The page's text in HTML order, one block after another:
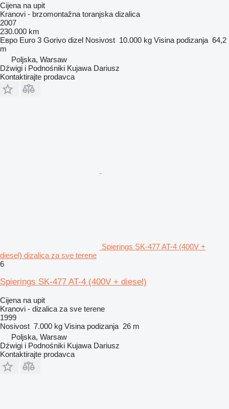
Cijena na upit
Kranovi - brzomontažna toranjska dizalica
2007
230.000 km
Евро Euro 3 Gorivo dizel Nosivost 10.000 kg Visina podizanja 64,2
m
Poljska, Warsaw
Dźwigi i Podnośniki Kujawa Dariusz
Kontaktirajte prodavca
Spierings SK-477 AT-4 (400V +
diesel) dizalica za sve terene
6
Spierings SK-477 AT-4 (400V + diesel)
Cijena na upit
Kranovi - dizalica za sve terene
1999
Nosivost 7.000 kg Visina podizanja 26 m
Poljska, Warsaw
Dźwigi i Podnośniki Kujawa Dariusz
Kontaktirajte prodavca